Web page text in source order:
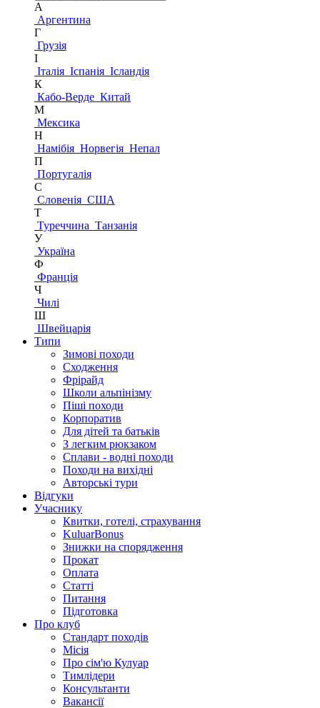
А
Аргентина
Г
Грузія
І
Італія Іспанія Ісландія
К
Кабо-Верде Китай
М
Мексика
Н
Намібія Норвегія Непал
П
Португалія
С
Словенія США
Т
Туреччина Танзанія
У
Україна
Ф
Франція
Ч
Чилі
Ш
Швейцарія
Типи
Зимові походи
Сходження
Фрірайд
Школи альпінізму
Піші походи
Корпоратив
Для дітей та батьків
З легким рюкзаком
Сплави - водні походи
Походи на вихідні
Авторські тури
Відгуки
Учаснику
Квитки, готелі, страхування
KuluarBonus
Знижки на спорядження
Прокат
Оплата
Статті
Питання
Підготовка
Про клуб
Стандарт походів
Місія
Про сім'ю Кулуар
Тимлідери
Консультанти
Вакансії